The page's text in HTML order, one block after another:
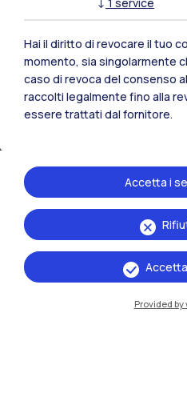
Hai il diritto di revocare il tuo
momento, sia singolarmente
caso di revoca del consenso
raccolti legalmente fino alla
essere trattati dal fornitore.
Accetta i
Provided